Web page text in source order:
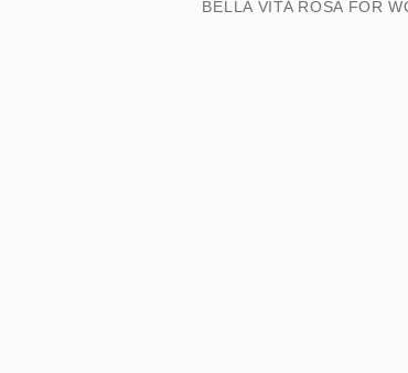
BELLA VITA ROSA FOR